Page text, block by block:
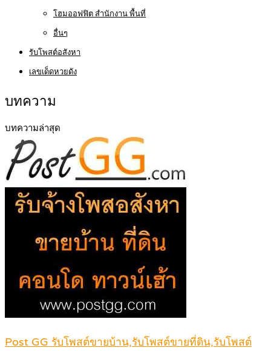
โฮมออฟฟิต สำนักงาน พื้นที่
อื่นๆ
รับโพสต์อสังหา
เลขเด็ดหวยดัง
บทความ
บทความล่าสุด
Post GG รับโพสต์ขายบ้าน,รับโพสต์ขายที่ดิน,รับโพสต์